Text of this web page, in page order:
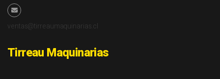
ventas@tirreaumaquinarias.cl
Tirreau Maquinarias